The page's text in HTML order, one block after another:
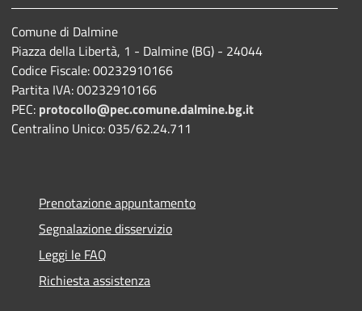
Comune di Dalmine
Piazza della Libertà, 1 - Dalmine (BG) - 24044
Codice Fiscale: 00232910166
Partita IVA: 00232910166
PEC: protocollo@pec.comune.dalmine.bg.it
Centralino Unico: 035/62.24.711
Prenotazione appuntamento
Segnalazione disservizio
Leggi le FAQ
Richiesta assistenza